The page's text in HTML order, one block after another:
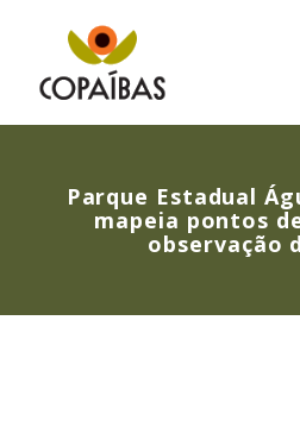
Parque Estadual
mapeia pontos
observação